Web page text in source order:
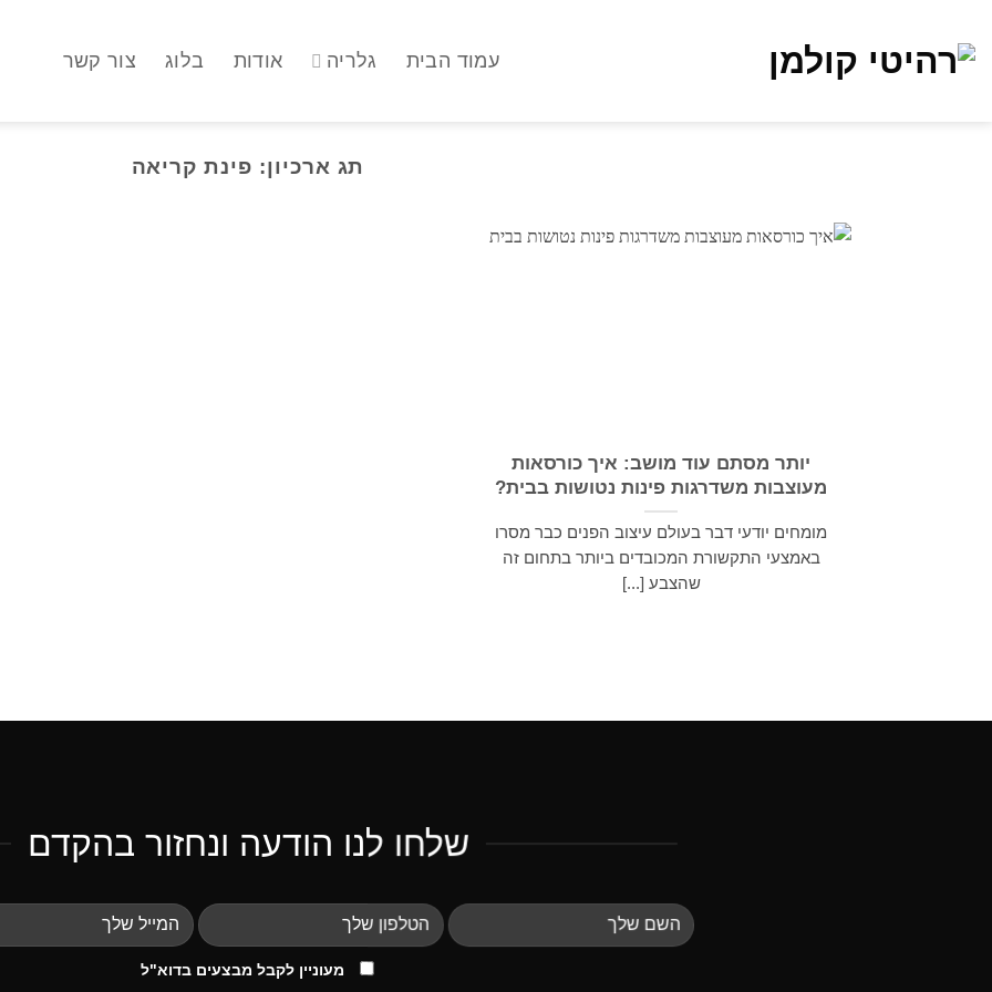
content
עמוד הבית גלריה אודות בלוג צור קשר
תג ארכיון: פינת קריאה
יותר מסתם עוד מושב: איך כורסאות
מעוצבות משדרגות פינות נטושות בבית?
מומחים יודעי דבר בעולם עיצוב הפנים כבר מסרו
באמצעי התקשורת המכובדים ביותר בתחום זה
שהצבע [...]
שלחו לנו הודעה ונחזור בהקדם
מעוניין לקבל מבצעים בדוא"ל